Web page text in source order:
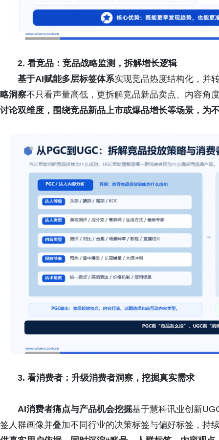
2. 看竞品 ： 竞品战略监测，拆解增长逻辑
基于AI赋能多层标签体系实现竞品热度结构化，并
略洞察不只看声量高低，更拆解竞品新品卖点、内容角
讨论双维度， 围绕竞品新品上市或爆品增长等场景，为
3. 看消费者：升级消费者洞察，挖掘真实需求
AI消费者痛点与产品机会挖掘基于慧科讯业创新
签人群画像并叠加不同行业的决策标签与偏好标签，持